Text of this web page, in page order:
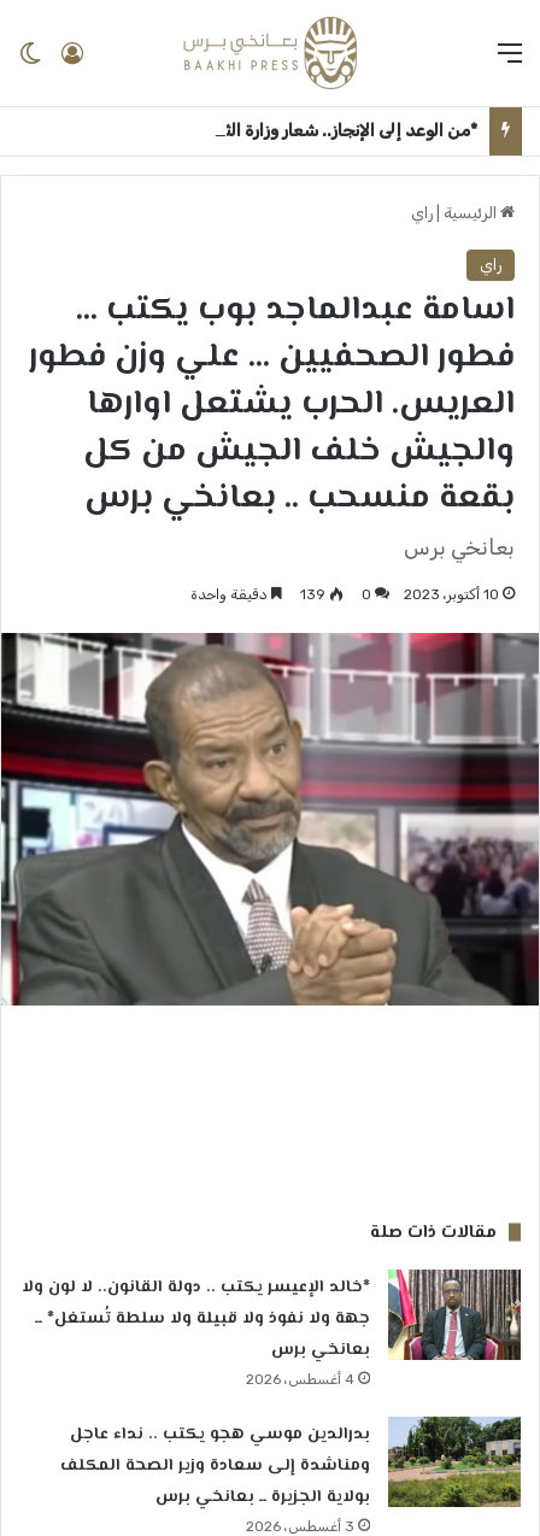
الرئيسية راي
راي
اسامة عبدالماجد بوب يكتب …
فطور الصحفيين … علي وزن فطور
العريس. الحرب يشتعل اوارها
والجيش خلف الجيش من كل
بقعة منسحب .. بعانخي برس
بعانخي برس
10 أكتوبر، 2023 0
139 دقيقة واحدة
مقالات ذات صلة
*خالد الإعيسر يكتب .. دولة القانون.. لا لون ولا
جهة ولا نفوذ ولا قبيلة ولا سلطة تُستغل* ــ
بعانخي برس
4 أغسطس، 2026
بدرالدين موسي هجو يكتب .. نداء عاجل
ومناشدة إلى سعادة وزير الصحة المكلف
بولاية الجزيرة ــ بعانخي برس
3 أغسطس، 2026